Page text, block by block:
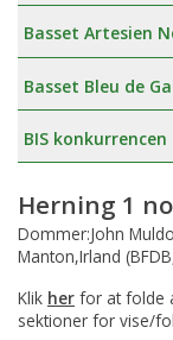
Basset Artesien
Basset Bleu de
BIS konkurrencen
Herning 1
Dommer:John
Manton,Irland
Klik her for at folde
sektioner for vise/